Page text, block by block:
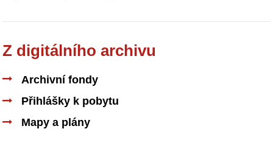
Z digitálního archivu
Archivní fondy
Přihlášky k pobytu
Mapy a plány